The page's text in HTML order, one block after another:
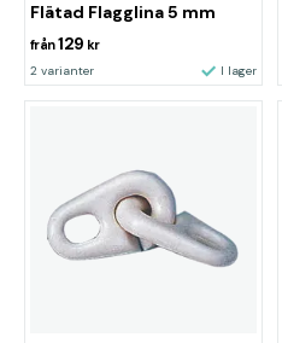
Flätad Flagglina 5 mm
från129 kr
2 varianter I lager